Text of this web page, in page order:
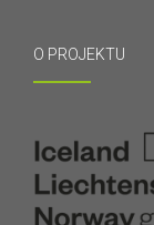
O PROJEKTU